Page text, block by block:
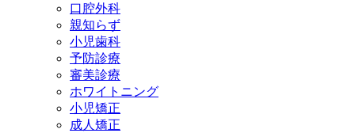
口腔外科
親知らず
小児歯科
予防診療
審美診療
ホワイトニング
小児矯正
成人矯正